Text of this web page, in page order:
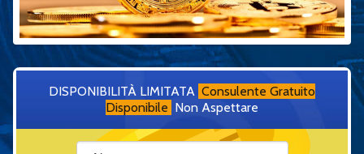
DISPONIBILITÀ LIMITATA Consulente Gratuito
Disponibile Non Aspettare